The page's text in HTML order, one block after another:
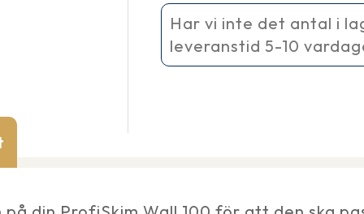
mängd
Har vi inte det antal i
leveranstid 5-10